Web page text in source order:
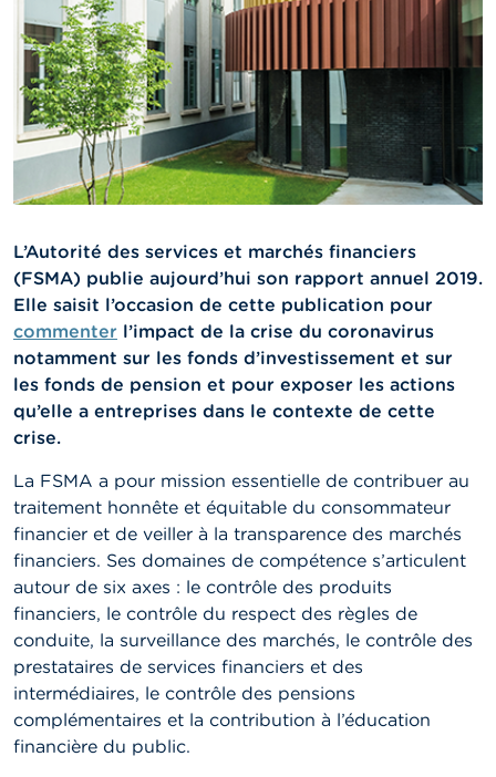
n
e
s
L
a
S
A
c
t
a
l
i
t
é
e
t
M
i
s
e
s
e
n
g
a
r
d
e
L’Autorité des services et marchés financiers
(FSMA) publie aujourd’hui son rapport annuel 2019.
Elle saisit l’occasion de cette publication pour
commenter l’impact de la crise du coronavirus
notamment sur les fonds d’investissement et sur
les fonds de pension et pour exposer les actions
qu’elle a entreprises dans le contexte de cette
crise.
La FSMA a pour mission essentielle de contribuer au
traitement honnête et équitable du consommateur
financier et de veiller à la transparence des marchés
financiers. Ses domaines de compétence s’articulent
autour de six axes : le contrôle des produits
financiers, le contrôle du respect des règles de
conduite, la surveillance des marchés, le contrôle des
prestataires de services financiers et des
intermédiaires, le contrôle des pensions
complémentaires et la contribution à l’éducation
financière du public.